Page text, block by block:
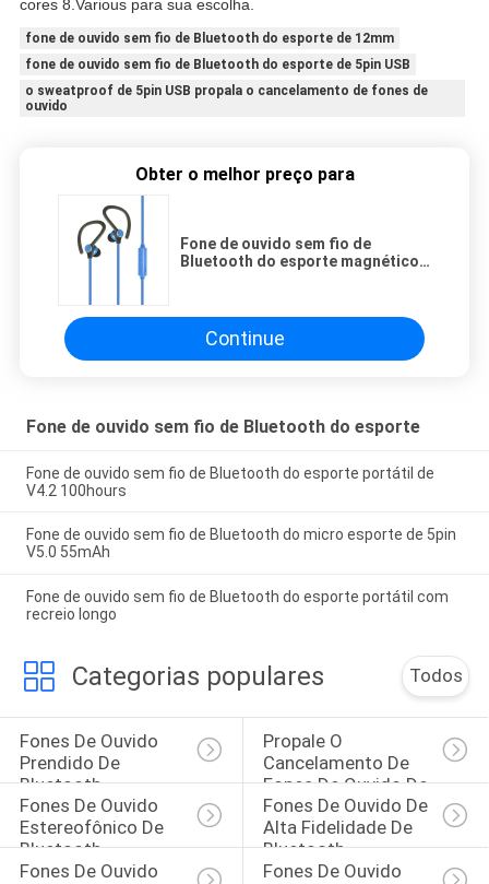
cores 8.Various para sua escolha.
fone de ouvido sem fio de Bluetooth do esporte de 12mm
fone de ouvido sem fio de Bluetooth do esporte de 5pin USB
o sweatproof de 5pin USB propala o cancelamento de fones de
ouvido
Obter o melhor preço para
Fone de ouvido sem fio de
Bluetooth do esporte magnético
Continue
Fone de ouvido sem fio de Bluetooth do esporte
Fone de ouvido sem fio de Bluetooth do esporte portátil de
V4.2 100hours
Fone de ouvido sem fio de Bluetooth do micro esporte de 5pin
V5.0 55mAh
Fone de ouvido sem fio de Bluetooth do esporte portátil com
recreio longo
Categorias populares Todos
Fones De Ouvido
Prendido De
Bluetooth
Propale O
Cancelamento De
Fones De Ouvido De
Bluetooth
Fones De Ouvido
Estereofônico De
Bluetooth
Fones De Ouvido De
Alta Fidelidade De
Bluetooth
Fones De Ouvido
Fones De Ouvido